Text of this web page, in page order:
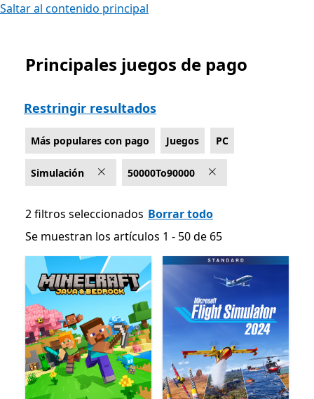
Saltar al contenido principal
Lista Microsoft.com
Principales juegos de pago
Restringir resultados
Más populares con pago Juegos PC
Simulación 50000To90000
2 filtros seleccionados Borrar todo
Se muestran los artículos 1 - 50 de 65
Se muestran los artículos 1 - 50 de 65